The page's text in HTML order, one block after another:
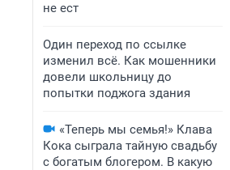
не ест
Один переход по ссылке
изменил всё. Как мошенники
довели школьницу до
попытки поджога здания
«Теперь мы семья!» Клава
Кока сыграла тайную свадьбу
с богатым блогером. В какую